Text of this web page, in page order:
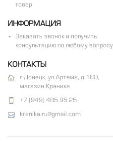
товар
ИНФОРМАЦИЯ
Заказать звонок и получить
консультацию по любому вопросу
КОНТАКТЫ
г.Донецк, ул.Артема, д.160,
магазин Краника
+7 (949) 485 95 25
kranika.ru@gmail.com